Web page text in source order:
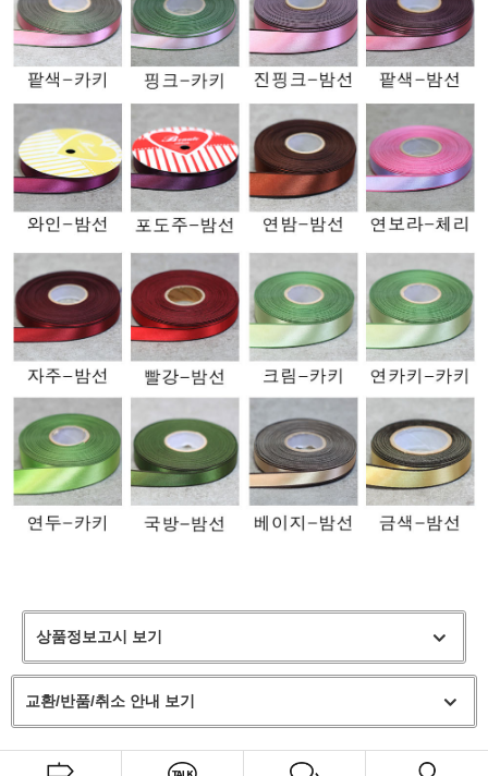
상품정보고시 보기
교환/반품/취소 안내 보기